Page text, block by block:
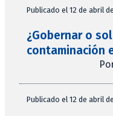
Publicado el 12 de abril
¿Gobernar o
contaminación
Publicado el 12 de abril